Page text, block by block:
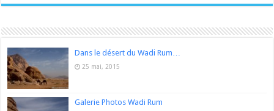
Dans le désert du Wadi Rum…
25 mai, 2015
Galerie Photos Wadi Rum